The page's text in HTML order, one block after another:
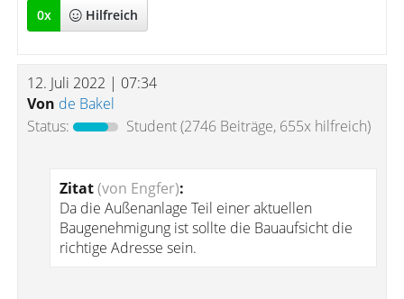
0x Hilfreich
12. Juli 2022 | 07:34
Von de Bakel
Status:
Student(2746 Beiträge, 655x hilfreich)
Zitat(von Engfer):
Da die Außenanlage Teil einer aktuellen
Baugenehmigung ist sollte die Bauaufsicht die
richtige Adresse sein.